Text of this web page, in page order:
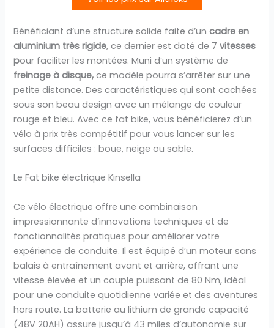
Bénéficiant d’une structure solide faite d’uncadre en
aluminium très rigide, ce dernier est doté de 7vitesses
pour faciliter les montées. Muni d’un système de
freinage à disque,ce modèle pourra s’arrêter sur une
petite distance. Des caractéristiques qui sont cachées
sous son beau design avec un mélange de couleur
rouge et bleu. Avec ce fat bike, vous bénéficierez d’un
vélo à prix très compétitif pour vous lancer sur les
surfaces difficiles : boue, neige ou sable.
Le Fat bike électrique Kinsella
Ce vélo électrique offre une combinaison
impressionnante d’innovations techniques et de
fonctionnalités pratiques pour améliorer votre
expérience de conduite. Il est équipé d’un moteur sans
balais à entraînement avant et arrière, offrant une
vitesse élevée et un couple puissant de 80 Nm, idéal
pour une conduite quotidienne variée et des aventures
hors route. La batterie au lithium de grande capacité
(48V 20AH) assure jusqu’à 43 miles d’autonomie sur